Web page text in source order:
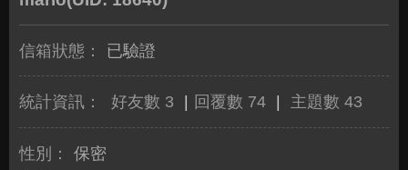
信箱狀態： 已驗證
統計資訊： 好友數 3 回覆數 74 主題數 43
性別：
保密